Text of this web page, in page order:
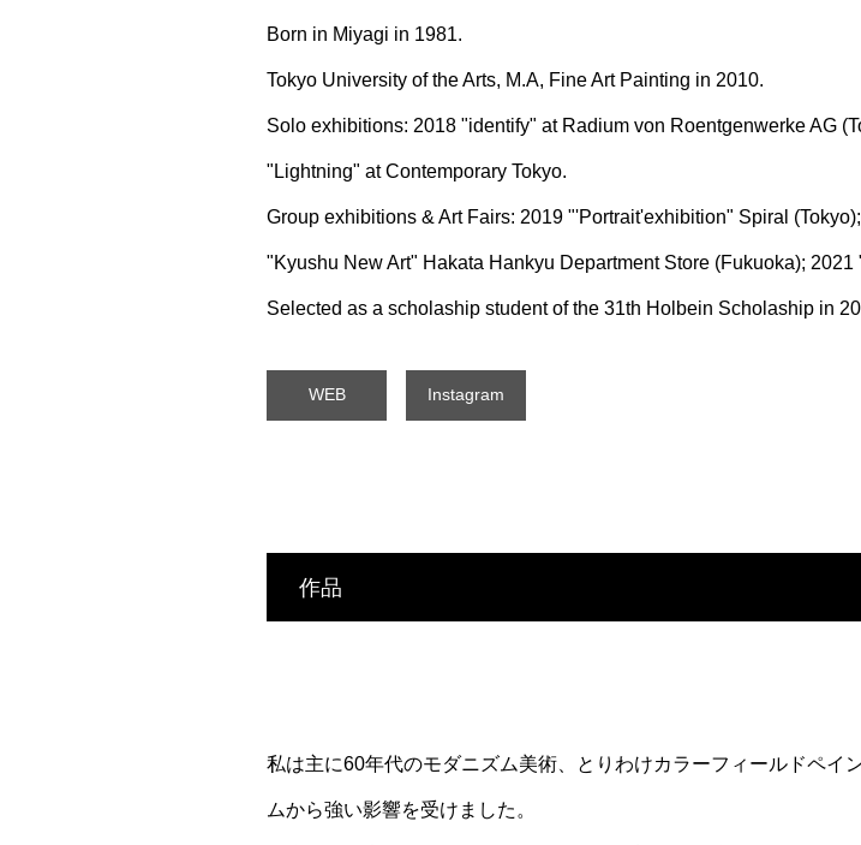
Born in Miyagi in 1981.
Tokyo University of the Arts, M.A, Fine Art Painting in 2010.
Solo exhibitions: 2018 "identify" at Radium von Roentgenwerke AG
"Lightning" at Contemporary Tokyo.
Group exhibitions & Art Fairs: 2019 "'Portrait'exhibition" Spiral
"Kyushu New Art" Hakata Hankyu Department Store (Fukuoka);
Selected as a scholaship student of the 31th Holbein Scholaship in
WEB Instagram
作品
私は主に60年代のモダニズム美術、とりわけカラーフィールドペイ
ムから強い影響を受けました。